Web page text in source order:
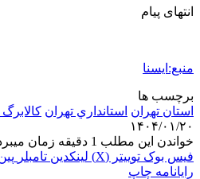
انتهای پیام
منبع:ایسنا
برچسب ها
استان تهران استانداري تهران
۱۴۰۴/۰۱/۲۰
خواندن این مطلب 1 دقیقه زمان میبرد
فیس بوک توییتر (X) لینکدین ‫تامبلر
رایانامه چاپ